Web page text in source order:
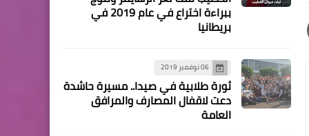
الفلسطينيين في لبنان يشارك
في حفل تكريم ثانويّـة دير
عرسٍ وطنيّ جامِع*
ببراءة اختراع في عام 2019 في
بريطانيا
06 نوفمبر 2019
ثورة طلابية في صيدا.. مسيرة حاشدة
دعت لاقفال المصارف والمرافق
العامة